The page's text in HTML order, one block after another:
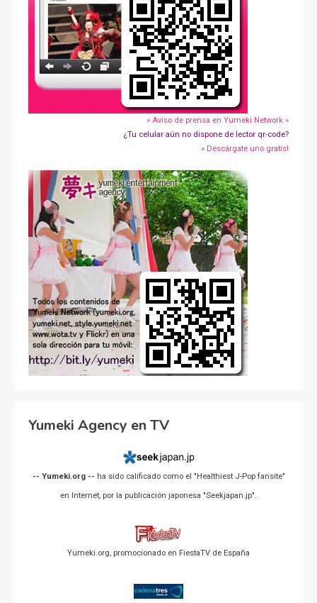
» Aviso de prensa en Yumeki Network »
¿Tu celular aún no dispone de lector qr-code?
» Descárgate uno gratis!
Yumeki Agency en TV
-- Yumeki.org -- ha sido calificado como el "Healthiest J-Pop fansite"
en Internet, por la publicación japonesa "Seekjapan.jp".
Yumeki.org, promocionado en FiestaTV de España